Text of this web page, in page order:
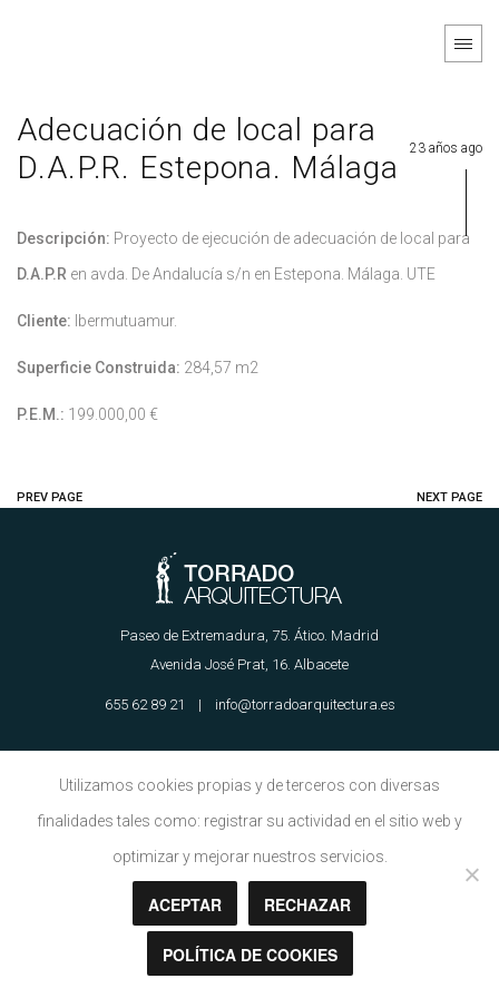
Adecuación de local para
D.A.P.R. Estepona. Málaga
23 años ago
Descripción: Proyecto de ejecución de adecuación de local para
D.A.P.R en avda. De Andalucía s/n en Estepona. Málaga. UTE
Cliente: Ibermutuamur.
Superficie Construida: 284,57 m2
P.E.M.: 199.000,00 €
PREV PAGE NEXT PAGE
Paseo de Extremadura, 75. Ático. Madrid
Avenida José Prat, 16. Albacete
655 62 89 21 | info@torradoarquitectura.es
Aviso Legal | Política de Cookies
Utilizamos cookies propias y de terceros con diversas
finalidades tales como: registrar su actividad en el sitio web y
optimizar y mejorar nuestros servicios.
ACEPTAR RECHAZAR
POLÍTICA DE COOKIES